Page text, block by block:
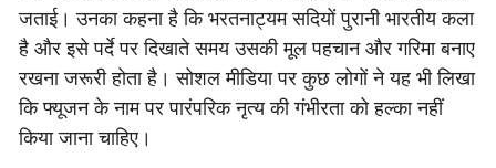
जताई। उनका कहना है कि भरतनाट्यम सदियों पुरानी भारतीय कला
है और इसे पर्दे पर दिखाते समय उसकी मूल पहचान और गरिमा बनाए
रखना जरूरी होता है। सोशल मीडिया पर कुछ लोगों ने यह भी लिखा
कि फ्यूजन के नाम पर पारंपरिक नृत्य की गंभीरता को हल्का नहीं
किया जाना चाहिए।